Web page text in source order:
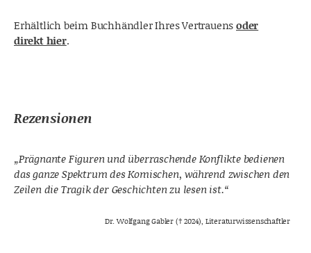
Erhältlich beim Buchhändler Ihres Vertrauensoder
direkt hier.
Rezensionen
„Prägnante Figuren und überraschende Konflikte bedienen
das ganze Spektrum des Komischen, während zwischen den
Zeilen die Tragik der Geschichten zu lesen ist.“
Dr. Wolfgang Gabler († 2024), Literaturwissenschaftler